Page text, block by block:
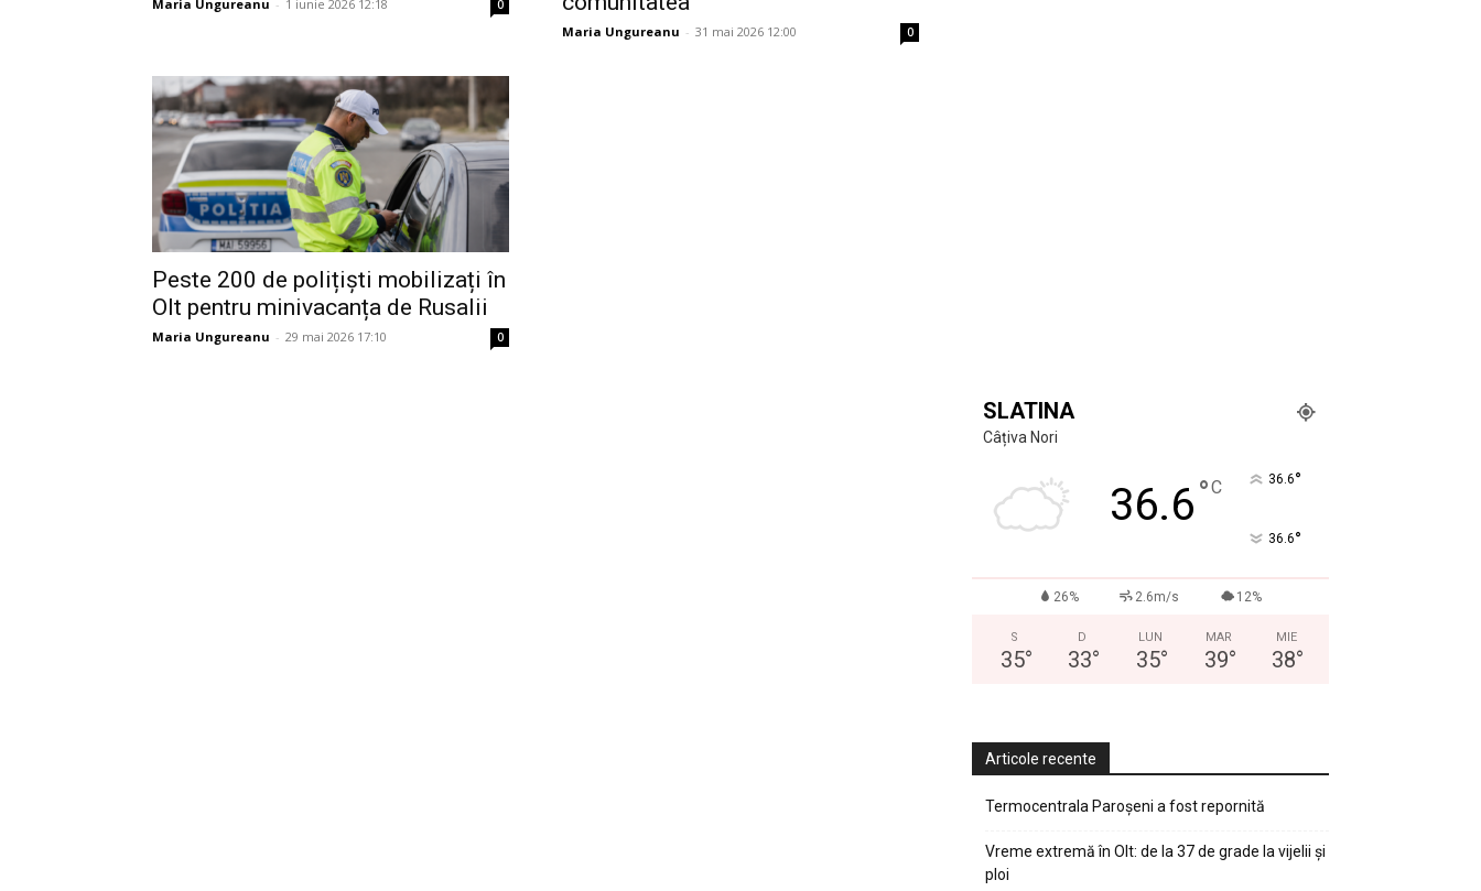
Maria Ungureanu - 1 iunie 2026 12:18 0
Maria Ungureanu - 31 mai 2026 12:00 0
Peste 200 de polițiști mobilizați în
Olt pentru minivacanța de Rusalii
Maria Ungureanu - 29 mai 2026 17:10 0
SLATINA
Câțiva Nori
36.6°C 36.6°
36.6°
26% 2.6m/s 12%
S
35°
D
33°
LUN
35°
MAR
39°
MIE
38°
Articole recente
Termocentrala Paroșeni a fost repornită
Vreme extremă în Olt: de la 37 de grade la vijelii și
ploi